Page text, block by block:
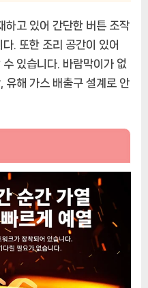
하고 있어 간단한 버튼 조작
. 또한 조리 공간이 있어
있습니다. 바람막이가 없
유해 가스 배출구 설계로 안